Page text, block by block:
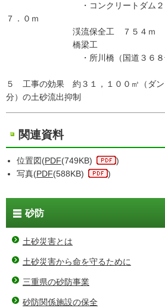
・コンクリートダム２ 高
７．０ｍ
渓流保全工 ７５４ｍ
橋梁工
・所川橋（国道３６８号
５ 工事の効果 約３１，１００㎥（ダン
分）の土砂流出抑制
関連資料
位置図(PDF(749KB)
)
写真(PDF(588KB) )
砂防
土砂災害とは
土砂災害から命を守るために
三重県の砂防事業
砂防関係施設の保全